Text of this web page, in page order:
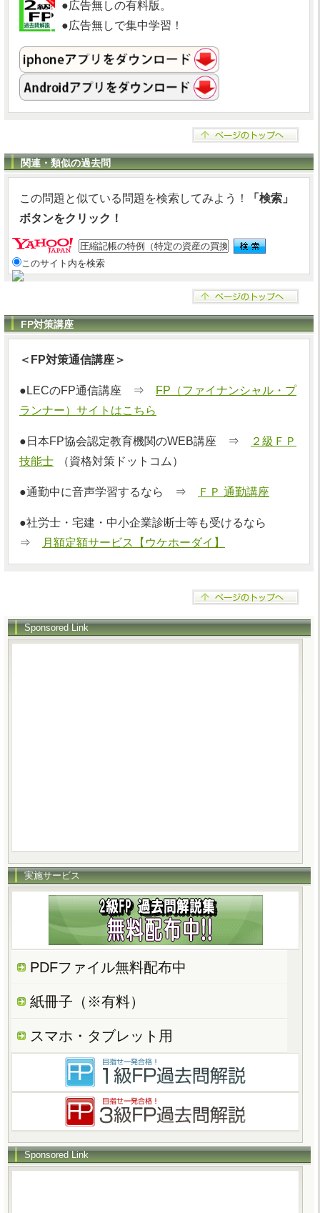
●広告無しの有料版。
●広告無しで集中学習！
関連・類似の過去問
この問題と似ている問題を検索してみよう！
「検索」
ボタンをクリック！
このサイト内を検索
FP対策講座
＜FP対策通信講座＞
●LECのFP通信講座 ⇒
FP（ファイナンシャル・プ
ランナー）サイトはこちら
●日本FP協会認定教育機関のWEB講座 ⇒
２級ＦＰ
技能士
（資格対策ドットコム）
●通勤中に音声学習するなら ⇒ ＦＰ 通勤講座
●社労士・宅建・中小企業診断士等も受けるなら
⇒
月額定額サービス【ウケホーダイ】
Sponsored Link
実施サービス
PDFファイル無料配布中
紙冊子（※有料）
スマホ・タブレット用
Sponsored Link